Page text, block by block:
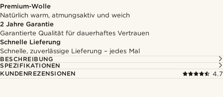
Premium-Wolle
Natürlich warm, atmungsaktiv und weich
2 Jahre Garantie
Garantierte Qualität für dauerhaftes Vertrauen
Schnelle Lieferung
Schnelle, zuverlässige Lieferung – jedes Mal
BESCHREIBUNG
SPEZIFIKATIONEN
KUNDENREZENSIONEN
4.7